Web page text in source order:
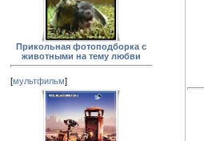
Прикольная фотоподборка с
животными на тему любви
[мультфильм]